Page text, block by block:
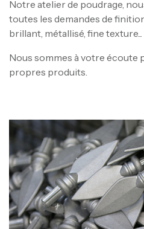
Notre atelier de poudrage,
toutes les demandes de
brillant, métallisé, fine texture...
Nous sommes à votre écoute
propres produits.